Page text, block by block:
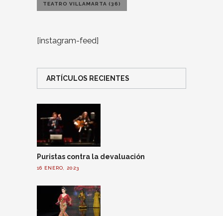
TEATRO VILLAMARTA (36)
[instagram-feed]
ARTÍCULOS RECIENTES
Puristas contra la devaluación
16 ENERO, 2023